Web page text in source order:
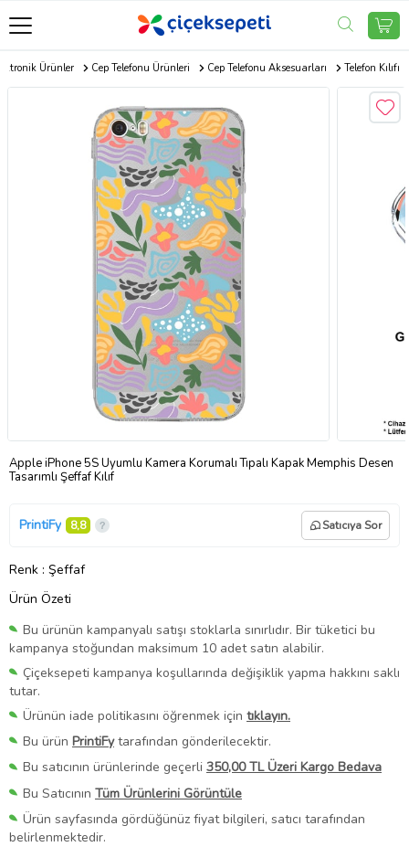
Ürünler Cep Telefonu Ürünleri Cep Telefonu Aksesuarları Telefon Kılıfı
Apple iPhone 5S Uyumlu Kamera Korumalı Tıpalı Kapak Memphis Desen
Tasarımlı Şeffaf Kılıf
PrintiFy 8,8 Satıcıya Sor
Renk : Şeffaf
Ürün Özeti
Bu ürünün kampanyalı satışı stoklarla sınırlıdır. Bir tüketici bu
kampanya stoğundan maksimum 10 adet satın alabilir.
Çiçeksepeti kampanya koşullarında değişiklik yapma hakkını saklı
tutar.
Ürünün iade politikasını öğrenmek için tıklayın.
Bu ürün PrintiFytarafından gönderilecektir.
Bu satıcının ürünlerinde geçerli 350,00 TL Üzeri Kargo Bedava
Bu Satıcının Tüm Ürünlerini Görüntüle
Ürün sayfasında gördüğünüz fiyat bilgileri, satıcı tarafından
belirlenmektedir.